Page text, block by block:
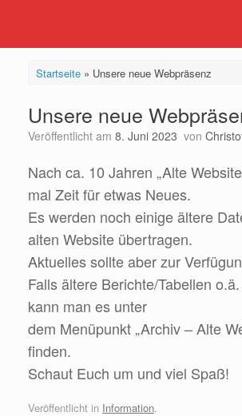
Startseite» Unsere neue Webpräsenz
Unsere neue
Veröffentlicht am 8. Juni 2023 von
Nach ca. 10 Jahren „Alte
mal Zeit für etwas Neues.
Es werden noch einige ältere
alten Website übertragen.
Aktuelles sollte aber zur
Falls ältere Berichte/Tabellen
kann man es unter
dem Menüpunkt „Archiv – Alte
finden.
Schaut Euch um und viel Spaß!
Veröffentlicht in Information.